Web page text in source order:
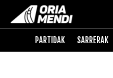
PARTIDAK SARRERAK